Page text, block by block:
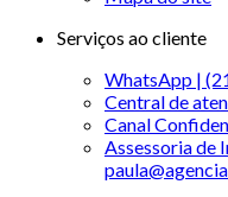
Serviços ao cliente
WhatsApp |
Central de
Canal
Assessoria de